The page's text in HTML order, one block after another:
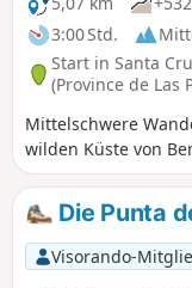
3:00 Std.
Start in Santa
(Province de Las
Mittelschwere
wilden Küste von
Die Punta
Visorando-